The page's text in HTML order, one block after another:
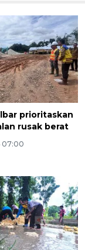
prioritaskan
rusak berat
07:00